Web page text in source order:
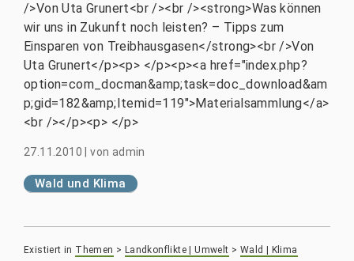
/>Von Uta Grunert<br /><br /><strong>Was können
wir uns in Zukunft noch leisten? – Tipps zum
Einsparen von Treibhausgasen</strong><br />Von
Uta Grunert</p><p> </p><p><a href="index.php?
option=com_docman&amp;task=doc_download&am
p;gid=182&amp;Itemid=119">Materialsammlung</a>
<br /></p><p> </p>
27.11.2010 |von admin
Wald und Klima
Existiert in Themen > Landkonflikte | Umwelt > Wald | Klima